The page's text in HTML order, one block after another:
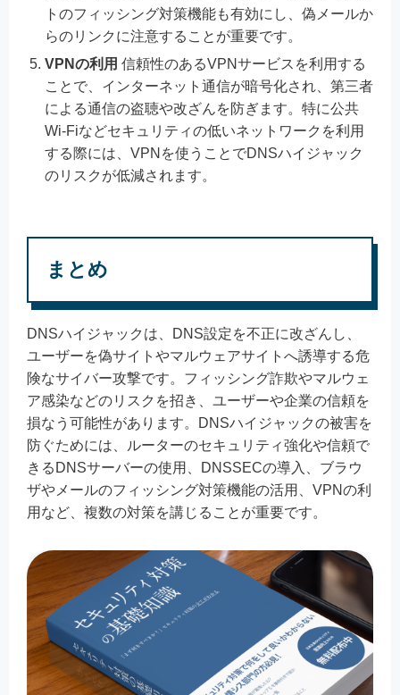
トのフィッシング対策機能も有効にし、偽メールか
らのリンクに注意することが重要です。
VPNの利用 信頼性のあるVPNサービスを利用する
ことで、インターネット通信が暗号化され、第三者
による通信の盗聴や改ざんを防ぎます。特に公共
Wi-Fiなどセキュリティの低いネットワークを利用
する際には、VPNを使うことでDNSハイジャック
のリスクが低減されます。
まとめ
DNSハイジャックは、DNS設定を不正に改ざんし、
ユーザーを偽サイトやマルウェアサイトへ誘導する危
険なサイバー攻撃です。フィッシング詐欺やマルウェ
ア感染などのリスクを招き、ユーザーや企業の信頼を
損なう可能性があります。DNSハイジャックの被害を
防ぐためには、ルーターのセキュリティ強化や信頼で
きるDNSサーバーの使用、DNSSECの導入、ブラウ
ザやメールのフィッシング対策機能の活用、VPNの利
用など、複数の対策を講じることが重要です。